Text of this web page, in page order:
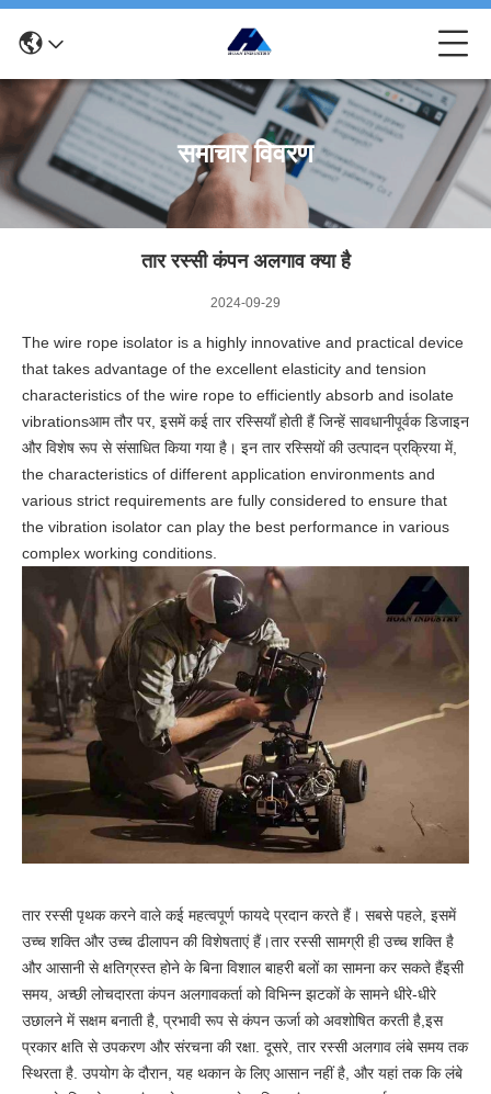
समाचार विवरण
तार रस्सी कंपन अलगाव क्या है
2024-09-29
The wire rope isolator is a highly innovative and practical device
that takes advantage of the excellent elasticity and tension
characteristics of the wire rope to efficiently absorb and isolate
vibrationsआम तौर पर, इसमें कई तार रस्सियाँ होती हैं जिन्हें सावधानीपूर्वक डिजाइन
और विशेष रूप से संसाधित किया गया है। इन तार रस्सियों की उत्पादन प्रक्रिया में,
the characteristics of different application environments and
various strict requirements are fully considered to ensure that
the vibration isolator can play the best performance in various
complex working conditions.
तार रस्सी पृथक करने वाले कई महत्वपूर्ण फायदे प्रदान करते हैं। सबसे पहले, इसमें
उच्च शक्ति और उच्च ढीलापन की विशेषताएं हैं।तार रस्सी सामग्री ही उच्च शक्ति है
और आसानी से क्षतिग्रस्त होने के बिना विशाल बाहरी बलों का सामना कर सकते हैंइसी
समय, अच्छी लोचदारता कंपन अलगावकर्ता को विभिन्न झटकों के सामने धीरे-धीरे
उछालने में सक्षम बनाती है, प्रभावी रूप से कंपन ऊर्जा को अवशोषित करती है,इस
प्रकार क्षति से उपकरण और संरचना की रक्षा. दूसरे, तार रस्सी अलगाव लंबे समय तक
स्थिरता है. उपयोग के दौरान, यह थकान के लिए आसान नहीं है, और यहां तक कि लंबे